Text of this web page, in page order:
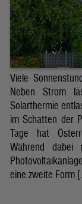
Viele
Neben Strom
Solarthermie
im Schatten der
Tage hat
Während dabei
eine zweite Form